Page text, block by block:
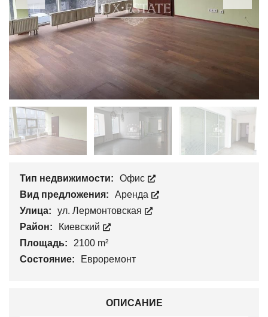
Тип недвижимости:
Офис
Вид предложения:
Аренда
Улица:
ул. Лермонтовская
Район:
Киевский
Площадь:
2100 m²
Состояние:
Евроремонт
ОПИСАНИЕ